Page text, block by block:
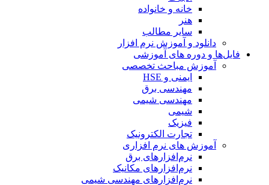
خانه و خانواده
هنر
سایر مطالب
دانلود و آموزش نرم افزار
فایل‌ها و دوره های آموزشی
آموزش مباحث تخصصی
ایمنی و HSE
مهندسی برق
مهندسی شیمی
شیمی
فیزیک
تجارت الکترونیک
آموزش های نرم افزاری
نرم‌افزارهای برق
نرم‌افزارهای مکانیک
نرم‌افزارهای مهندسی شیمی